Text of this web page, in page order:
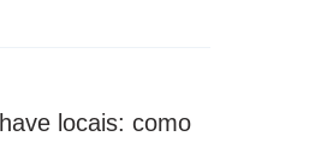
locais: como